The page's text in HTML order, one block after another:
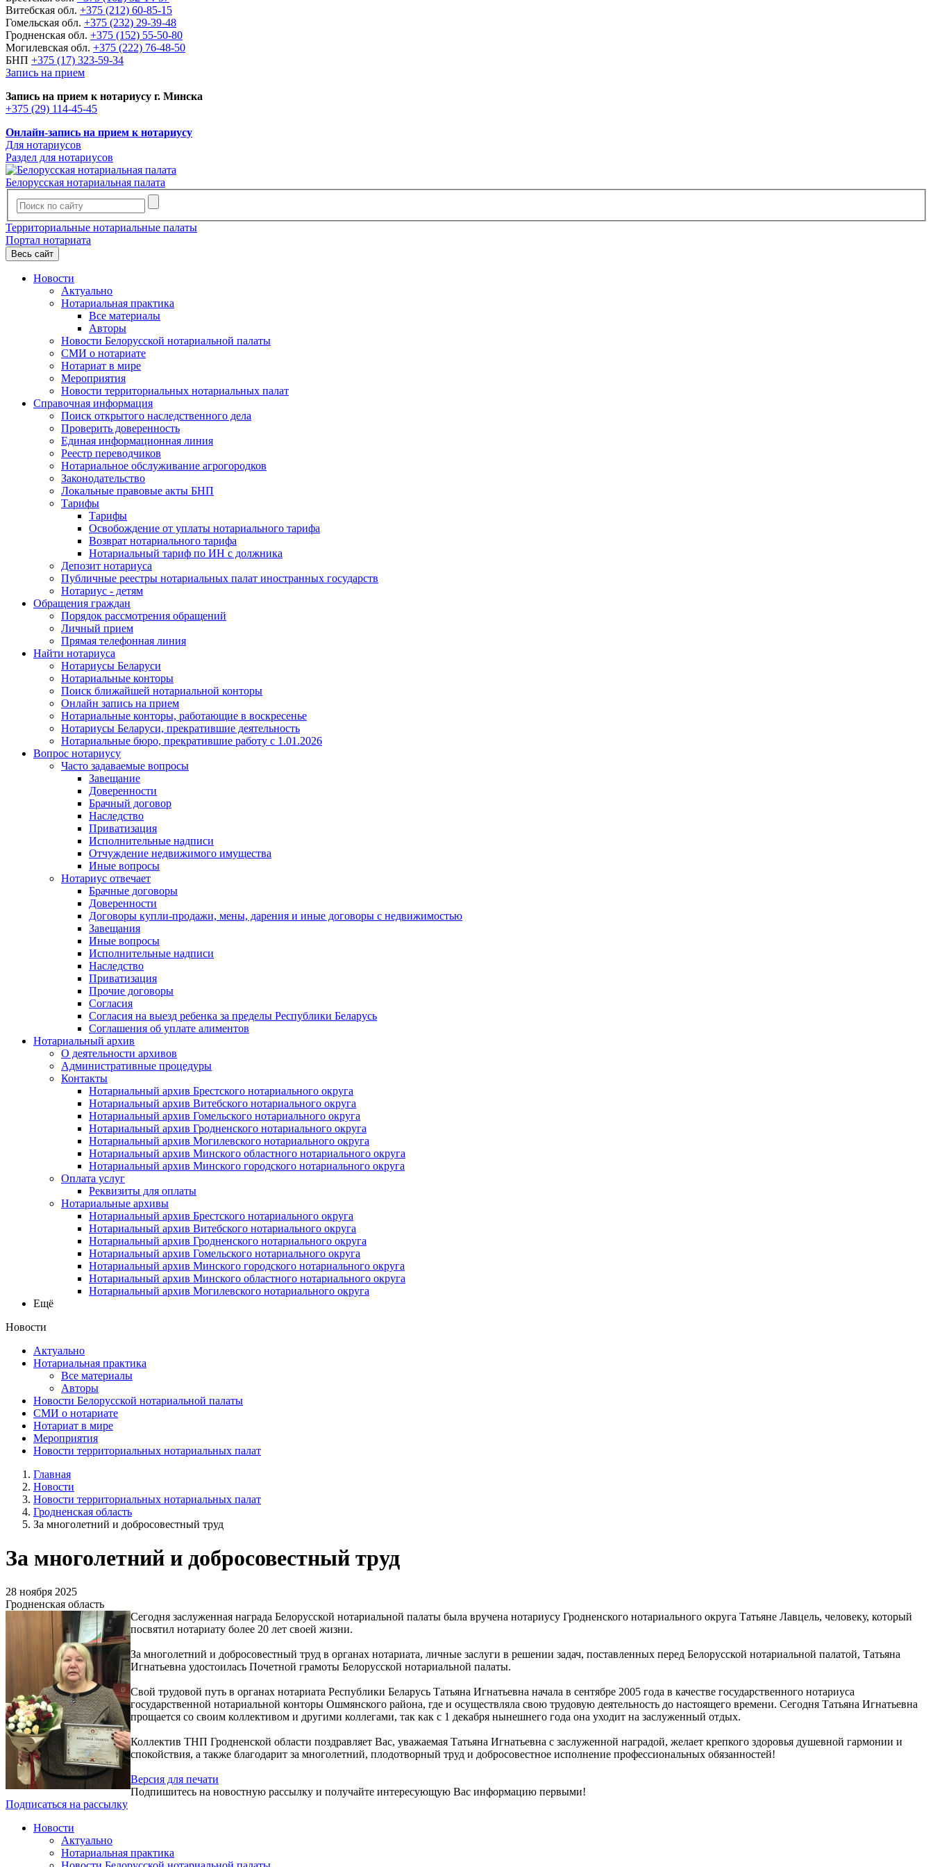
Витебская обл. +375 (212) 60-85-15
Гомельская обл. +375 (232) 29-39-48
Гродненская обл. +375 (152) 55-50-80
Могилевская обл. +375 (222) 76-48-50
БНП +375 (17) 323-59-34
Запись на прием
Запись на прием к нотариусу г. Минска
+375 (29) 114-45-45
Онлайн-запись на прием к нотариусу
Для нотариусов
Раздел для нотариусов
Белорусская нотариальная палата
Территориальные нотариальные палаты
Портал нотариата
Весь сайт
Новости
Актуально
Нотариальная практика
Все материалы
Авторы
Новости Белорусской нотариальной палаты
СМИ о нотариате
Нотариат в мире
Мероприятия
Новости территориальных нотариальных палат
Справочная информация
Поиск открытого наследственного дела
Проверить доверенность
Единая информационная линия
Реестр переводчиков
Нотариальное обслуживание агрогородков
Законодательство
Локальные правовые акты БНП
Тарифы
Тарифы
Освобождение от уплаты нотариального тарифа
Возврат нотариального тарифа
Нотариальный тариф по ИН с должника
Депозит нотариуса
Публичные реестры нотариальных палат иностранных государств
Нотариус - детям
Обращения граждан
Порядок рассмотрения обращений
Личный прием
Прямая телефонная линия
Найти нотариуса
Нотариусы Беларуси
Нотариальные конторы
Поиск ближайшей нотариальной конторы
Онлайн запись на прием
Нотариальные конторы, работающие в воскресенье
Нотариусы Беларуси, прекратившие деятельность
Нотариальные бюро, прекратившие работу с 1.01.2026
Вопрос нотариусу
Часто задаваемые вопросы
Завещание
Доверенности
Брачный договор
Наследство
Приватизация
Исполнительные надписи
Отчуждение недвижимого имущества
Иные вопросы
Нотариус отвечает
Брачные договоры
Доверенности
Договоры купли-продажи, мены, дарения и иные договоры с недвижимостью
Завещания
Иные вопросы
Исполнительные надписи
Наследство
Приватизация
Прочие договоры
Согласия
Согласия на выезд ребенка за пределы Республики Беларусь
Соглашения об уплате алиментов
Нотариальный архив
О деятельности архивов
Административные процедуры
Контакты
Нотариальный архив Брестского нотариального округа
Нотариальный архив Витебского нотариального округа
Нотариальный архив Гомельского нотариального округа
Нотариальный архив Гродненского нотариального округа
Нотариальный архив Могилевского нотариального округа
Нотариальный архив Минского областного нотариального округа
Нотариальный архив Минского городского нотариального округа
Оплата услуг
Реквизиты для оплаты
Нотариальные архивы
Нотариальный архив Брестского нотариального округа
Нотариальный архив Витебского нотариального округа
Нотариальный архив Гродненского нотариального округа
Нотариальный архив Гомельского нотариального округа
Нотариальный архив Минского городского нотариального округа
Нотариальный архив Минского областного нотариального округа
Нотариальный архив Могилевского нотариального округа
Ещё
Новости
Актуально
Нотариальная практика
Все материалы
Авторы
Новости Белорусской нотариальной палаты
СМИ о нотариате
Нотариат в мире
Мероприятия
Новости территориальных нотариальных палат
Главная
Новости
Новости территориальных нотариальных палат
Гродненская область
За многолетний и добросовестный труд
За многолетний и добросовестный труд
28 ноября 2025
Гродненская область
Сегодня заслуженная награда Белорусской нотариальной палаты была вручена нотариусу Гродненского нотариального округа Татьяне Лавцель, человеку, который
посвятил нотариату более 20 лет своей жизни.
За многолетний и добросовестный труд в органах нотариата, личные заслуги в решении задач, поставленных перед Белорусской нотариальной палатой, Татьяна
Игнатьевна удостоилась Почетной грамоты Белорусской нотариальной палаты.
Свой трудовой путь в органах нотариата Республики Беларусь Татьяна Игнатьевна начала в сентябре 2005 года в качестве государственного нотариуса
государственной нотариальной конторы Ошмянского района, где и осуществляла свою трудовую деятельность до настоящего времени. Сегодня Татьяна Игнатьевна
прощается со своим коллективом и другими коллегами, так как с 1 декабря нынешнего года она уходит на заслуженный отдых.
Коллектив ТНП Гродненской области поздравляет Вас, уважаемая Татьяна Игнатьевна с заслуженной наградой, желает крепкого здоровья душевной гармонии и
спокойствия, а также благодарит за многолетний, плодотворный труд и добросовестное исполнение профессиональных обязанностей!
Версия для печати
Подпишитесь на новостную рассылку и получайте интересующую Вас информацию первыми!
Подписаться на рассылку
Новости
Актуально
Нотариальная практика